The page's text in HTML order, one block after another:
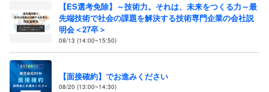
【ES選考免除】～技術力。それは、未来をつくる力～最
先端技術で社会の課題を解決する技術専門企業の会社説
明会＜27卒＞
08/13 (14:00~15:50)
【面接確約】でお進みください
08/20 (13:00~14:30)